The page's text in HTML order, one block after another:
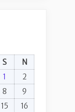
S
N
1
2
8
9
15
16